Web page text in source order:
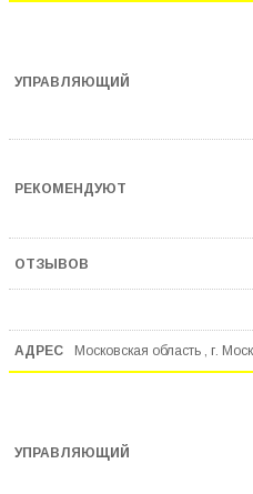
Московская область , г.